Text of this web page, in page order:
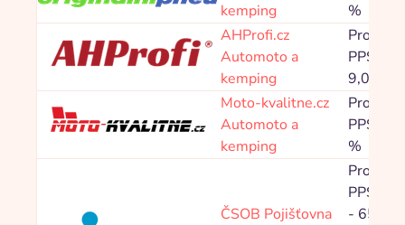
kemping
%
AHProfi.cz
Automoto a
kemping
Provize
PPS
9,00 %
Moto-kvalitne.cz
Automoto a
kemping
Provize
PPS
%
ČSOB Pojišťovna
Provize
PPS
- 65,00